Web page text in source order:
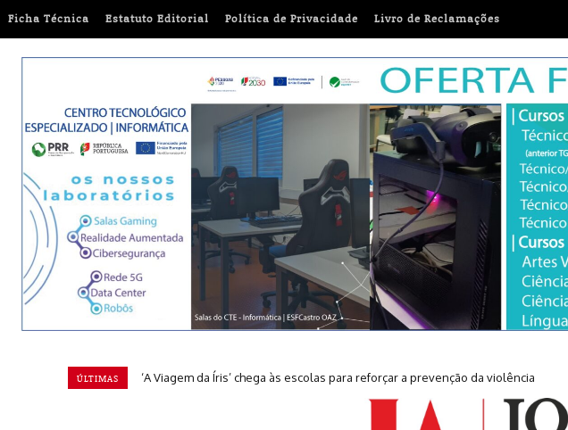
Ficha Técnica Estatuto Editorial Política de Privacidade Livro de Reclamações
ÚLTIMAS ‘A Viagem da Íris’ chega às escolas para reforçar a prevenção da violência